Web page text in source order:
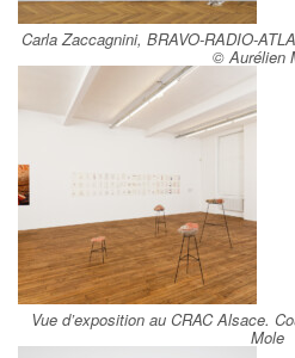
Carla Zaccagnini, BRAVO-RADIO-
© Aurélien
Vue d’exposition au CRAC Alsace.
Mole